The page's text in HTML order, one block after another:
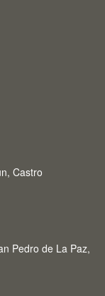
Castro
Pedro de La Paz,